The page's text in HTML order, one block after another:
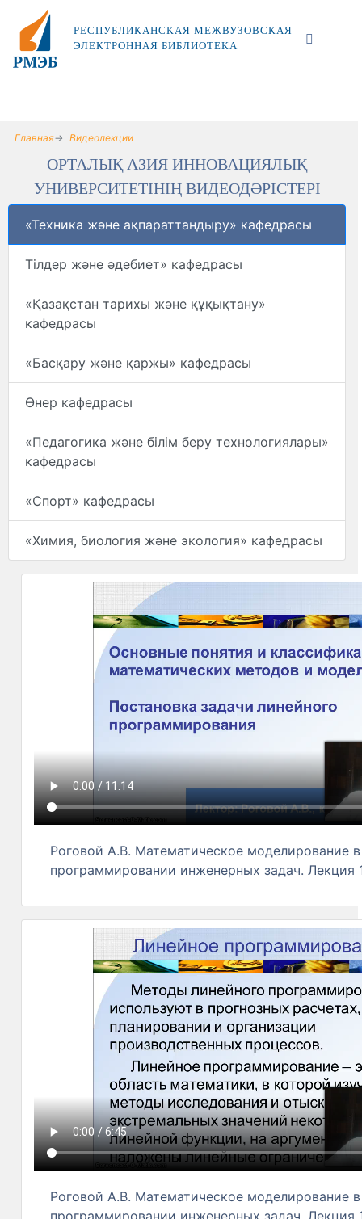
РЕСПУБЛИКАНСКАЯ МЕЖВУЗОВСКАЯ
ЭЛЕКТРОННАЯ БИБЛИОТЕКА
Главная Видеолекции
ОРТАЛЫҚ АЗИЯ ИННОВАЦИЯЛЫҚ
УНИВЕРСИТЕТІНІҢ ВИДЕОДӘРІСТЕРІ
«Техника және ақпараттандыру» кафедрасы
Тілдер және әдебиет» кафедрасы
«Қазақстан тарихы және құқықтану»
кафедрасы
«Басқару және қаржы» кафедрасы
Өнер кафедрасы
«Педагогика және білім беру технологиялары»
кафедрасы
«Спорт» кафедрасы
«Химия, биология және экология» кафедрасы
Роговой А.В. Математическое моделирование в
программировании инженерных задач. Лекция
Роговой А.В. Математическое моделирование в